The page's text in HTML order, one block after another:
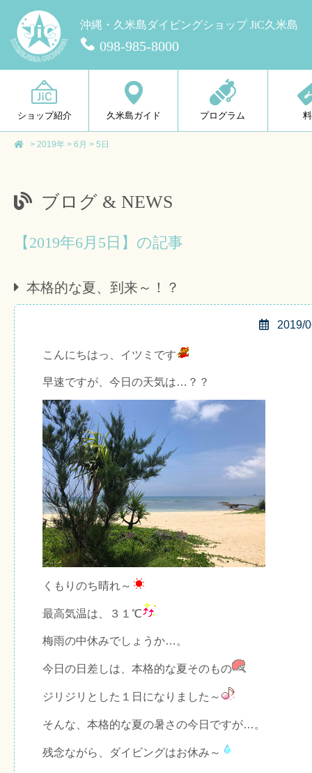
沖縄・久米島ダイビングショップ JiC久米島
098-985-8000
ショップ紹介 久米島ガイド プログラム
> 2019年 > 6月 > 5日
ブログ & NEWS
【2019年6月5日】の記事
本格的な夏、到来～！？
2019/
こんにちはっ、イツミです
早速ですが、今日の天気は…？？
くもりのち晴れ～
最高気温は、３１℃
梅雨の中休みでしょうか…。
今日の日差しは、本格的な夏そのもの
ジリジリとした１日になりました～
そんな、本格的な夏の暑さの今日ですが…。
残念ながら、ダイビングはお休み～